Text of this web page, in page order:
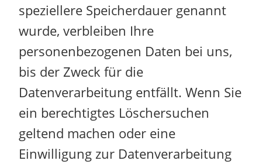
speziellere Speicherdauer genannt
wurde, verbleiben Ihre
personenbezogenen Daten bei uns,
bis der Zweck für die
Datenverarbeitung entfällt. Wenn Sie
ein berechtigtes Löschersuchen
geltend machen oder eine
Einwilligung zur Datenverarbeitung